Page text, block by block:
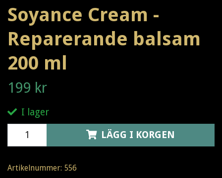
Soyance Cream -
Reparerande balsam
200 ml
199 kr
I lager
LÄGG I KORGEN
Artikelnummer: 556